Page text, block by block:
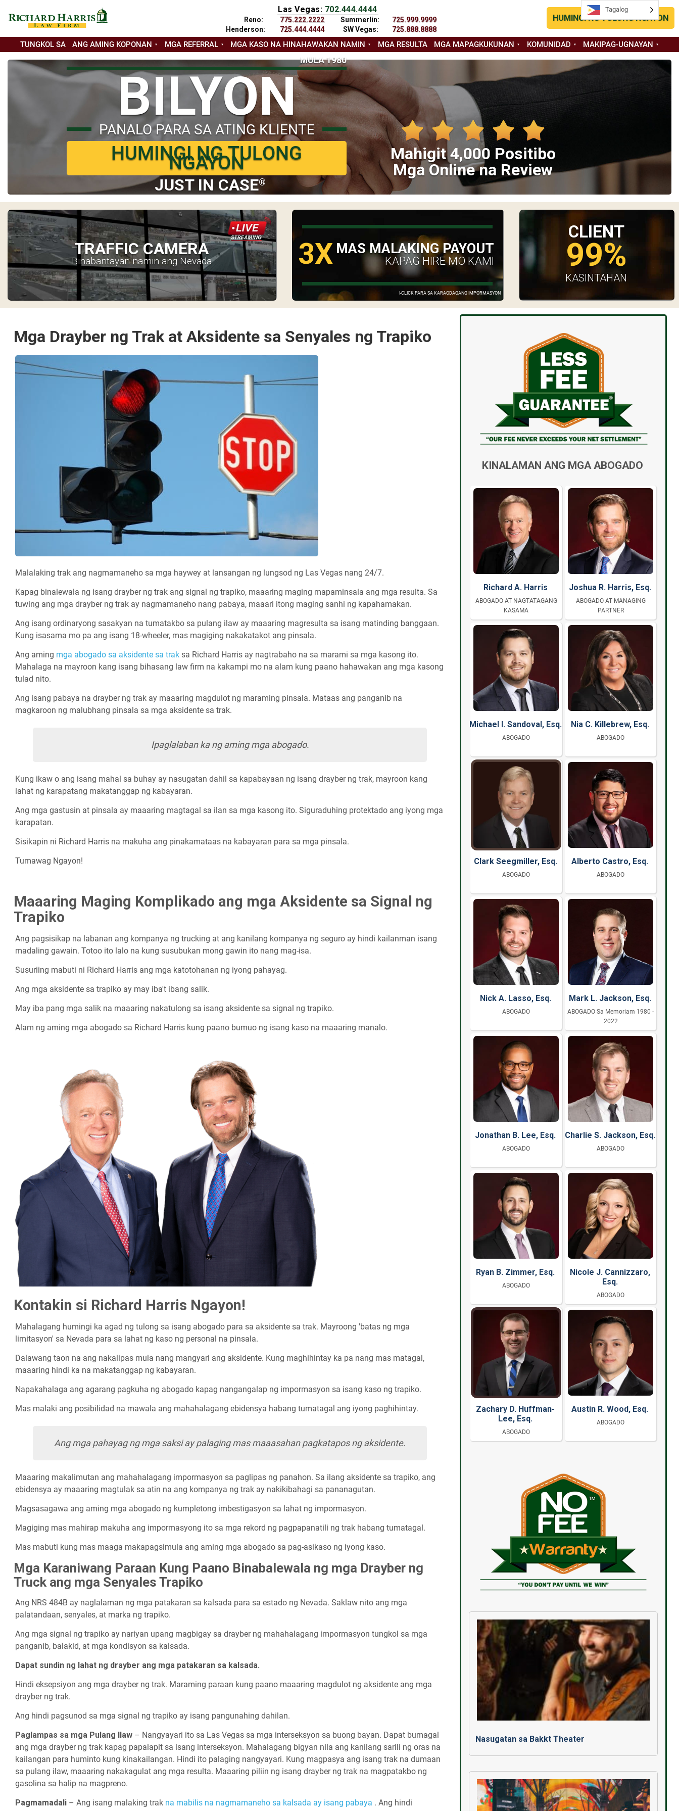
Las Vegas: 702.444.4444
Reno:
775.222.2222
Henderson:
725.444.4444
Summerlin:
725.999.9999
SW Vegas:
725.888.8888
HUMINGI NG TULONG NGAYON
TUNGKOL SA ANG AMING KOPONAN MGA REFERRAL MGA KASO NA HINAHAWAKAN NAMIN MGA RESULTA MGA MAPAGKUKUNAN KOMUNIDAD MAKIPAG-UGNAYAN
MULA 1980
BILYON
PANALO PARA SA ATING KLIENTE
HUMINGI NG TULONG
NGAYON
JUST IN CASE®
Mahigit 4,000 Positibo
Mga Online na Review
TRAFFIC CAMERA
Binabantayan namin ang Nevada
I-CLICK PARA SA KARAGDAGANG IMPORMASYON
3X MAS MALAKING PAYOUT
KAPAG HIRE MO KAMI
CLIENT
99%
KASINTAHAN
Mga Drayber ng Trak at Aksidente sa Senyales ng Trapiko
Malalaking trak ang nagmamaneho sa mga haywey at lansangan ng lungsod ng Las Vegas nang 24/7.
Kapag binalewala ng isang drayber ng trak ang signal ng trapiko, maaaring maging mapaminsala ang mga resulta. Sa
tuwing ang mga drayber ng trak ay nagmamaneho nang pabaya, maaari itong maging sanhi ng kapahamakan.
Ang isang ordinaryong sasakyan na tumatakbo sa pulang ilaw ay maaaring magresulta sa isang matinding banggaan.
Kung isasama mo pa ang isang 18-wheeler, mas magiging nakakatakot ang pinsala.
Ang aming mga abogado sa aksidente sa trak sa Richard Harris ay nagtrabaho na sa marami sa mga kasong ito.
Mahalaga na mayroon kang isang bihasang law firm na kakampi mo na alam kung paano hahawakan ang mga kasong
tulad nito.
Ang isang pabaya na drayber ng trak ay maaaring magdulot ng maraming pinsala. Mataas ang panganib na
magkaroon ng malubhang pinsala sa mga aksidente sa trak.
Ipaglalaban ka ng aming mga abogado.
Kung ikaw o ang isang mahal sa buhay ay nasugatan dahil sa kapabayaan ng isang drayber ng trak, mayroon kang
lahat ng karapatang makatanggap ng kabayaran.
Ang mga gastusin at pinsala ay maaaring magtagal sa ilan sa mga kasong ito. Siguraduhing protektado ang iyong mga
karapatan.
Sisikapin ni Richard Harris na makuha ang pinakamataas na kabayaran para sa mga pinsala.
Tumawag Ngayon!
Maaaring Maging Komplikado ang mga Aksidente sa Signal ng
Trapiko
Ang pagsisikap na labanan ang kompanya ng trucking at ang kanilang kompanya ng seguro ay hindi kailanman isang
madaling gawain. Totoo ito lalo na kung susubukan mong gawin ito nang mag-isa.
Susuriing mabuti ni Richard Harris ang mga katotohanan ng iyong pahayag.
Ang mga aksidente sa trapiko ay may iba't ibang salik.
May iba pang mga salik na maaaring nakatulong sa isang aksidente sa signal ng trapiko.
Alam ng aming mga abogado sa Richard Harris kung paano bumuo ng isang kaso na maaaring manalo.
Kontakin si Richard Harris Ngayon!
Mahalagang humingi ka agad ng tulong sa isang abogado para sa aksidente sa trak. Mayroong 'batas ng mga
limitasyon' sa Nevada para sa lahat ng kaso ng personal na pinsala.
Dalawang taon na ang nakalipas mula nang mangyari ang aksidente. Kung maghihintay ka pa nang mas matagal,
maaaring hindi ka na makatanggap ng kabayaran.
Napakahalaga ang agarang pagkuha ng abogado kapag nangangalap ng impormasyon sa isang kaso ng trapiko.
Mas malaki ang posibilidad na mawala ang mahahalagang ebidensya habang tumatagal ang iyong paghihintay.
Ang mga pahayag ng mga saksi ay palaging mas maaasahan pagkatapos ng aksidente.
Maaaring makalimutan ang mahahalagang impormasyon sa paglipas ng panahon. Sa ilang aksidente sa trapiko, ang
ebidensya ay maaaring magtulak sa atin na ang kompanya ng trak ay nakikibahagi sa pananagutan.
Magsasagawa ang aming mga abogado ng kumpletong imbestigasyon sa lahat ng impormasyon.
Magiging mas mahirap makuha ang impormasyong ito sa mga rekord ng pagpapanatili ng trak habang tumatagal.
Mas mabuti kung mas maaga makapagsimula ang aming mga abogado sa pag-asikaso ng iyong kaso.
Mga Karaniwang Paraan Kung Paano Binabalewala ng mga Drayber ng
Truck ang mga Senyales Trapiko
Ang NRS 484B ay naglalaman ng mga patakaran sa kalsada para sa estado ng Nevada. Saklaw nito ang mga
palatandaan, senyales, at marka ng trapiko.
Ang mga signal ng trapiko ay nariyan upang magbigay sa drayber ng mahahalagang impormasyon tungkol sa mga
panganib, balakid, at mga kondisyon sa kalsada.
Dapat sundin ng lahat ng drayber ang mga patakaran sa kalsada.
Hindi eksepsiyon ang mga drayber ng trak. Maraming paraan kung paano maaaring magdulot ng aksidente ang mga
drayber ng trak.
Ang hindi pagsunod sa mga signal ng trapiko ay isang pangunahing dahilan.
Paglampas sa mga Pulang Ilaw – Nangyayari ito sa Las Vegas sa mga interseksyon sa buong bayan. Dapat bumagal
ang mga drayber ng trak kapag papalapit sa isang interseksyon. Mahalagang bigyan nila ang kanilang sarili ng oras na
kailangan para huminto kung kinakailangan. Hindi ito palaging nangyayari. Kung magpasya ang isang trak na dumaan
sa pulang ilaw, maaaring nakakagulat ang mga resulta. Maaaring piliin ng isang drayber ng trak na magpatakbo ng
gasolina sa halip na magpreno.
Pagmamadali – Ang isang malaking trak na mabilis na nagmamaneho sa kalsada ay isang pabaya . Ang hindi
KINALAMAN ANG MGA ABOGADO
Richard A. Harris
ABOGADO AT NAGTATAGANG
KASAMA
Joshua R. Harris, Esq.
ABOGADO AT MANAGING
PARTNER
Michael I. Sandoval, Esq.
ABOGADO
Nia C. Killebrew, Esq.
ABOGADO
Clark Seegmiller, Esq.
ABOGADO
Alberto Castro, Esq.
ABOGADO
Nick A. Lasso, Esq.
ABOGADO
Mark L. Jackson, Esq.
ABOGADO Sa Memoriam 1980 -
2022
Jonathan B. Lee, Esq.
ABOGADO
Charlie S. Jackson, Esq.
ABOGADO
Ryan B. Zimmer, Esq.
ABOGADO
Nicole J. Cannizzaro,
Esq.
ABOGADO
Zachary D. Huffman-
Lee, Esq.
ABOGADO
Austin R. Wood, Esq.
ABOGADO
Nasugatan sa Bakkt Theater
Tagalog